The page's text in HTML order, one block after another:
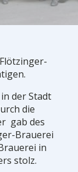
der Stadt
die
gab des
Brauerei
in
stolz.